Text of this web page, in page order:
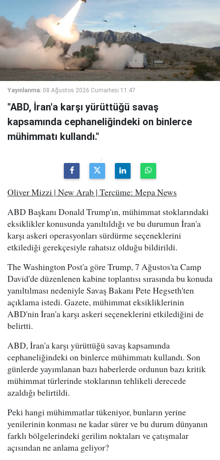
Yayınlanma: 08 Ağustos 2026 Cumartesi 11:47
"ABD, İran'a karşı yürüttüğü savaş
kapsamında cephaneliğindeki on binlerce
mühimmatı kullandı."
Oliver Mizzi | New Arab | Tercüme: Mepa News
ABD Başkanı Donald Trump'ın, mühimmat stoklarındaki
eksiklikler konusunda yanıltıldığı ve bu durumun İran'a
karşı askeri operasyonları sürdürme seçeneklerini
etkilediği gerekçesiyle rahatsız olduğu bildirildi.
The Washington Post'a göre Trump, 7 Ağustos'ta Camp
David'de düzenlenen kabine toplantısı sırasında bu konuda
yanıltılması nedeniyle Savaş Bakanı Pete Hegseth'ten
açıklama istedi. Gazete, mühimmat eksikliklerinin
ABD'nin İran'a karşı askeri seçeneklerini etkilediğini de
belirtti.
ABD, İran'a karşı yürüttüğü savaş kapsamında
cephaneliğindeki on binlerce mühimmatı kullandı. Son
günlerde yayımlanan bazı haberlerde ordunun bazı kritik
mühimmat türlerinde stoklarının tehlikeli derecede
azaldığı belirtildi.
Peki hangi mühimmatlar tükeniyor, bunların yerine
yenilerinin konması ne kadar sürer ve bu durum dünyanın
farklı bölgelerindeki gerilim noktaları ve çatışmalar
açısından ne anlama geliyor?